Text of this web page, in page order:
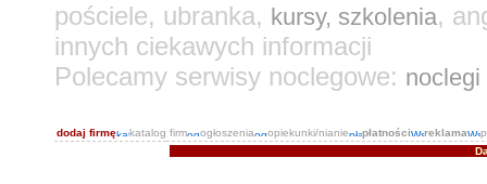
pościele, ubranka, kursy, szkolenia,
innych ciekawych informacji
Polecamy serwisy noclegowe: noclegi
dodaj firmę katalog firm ogłoszenia opiekunki/nianie płatności reklama